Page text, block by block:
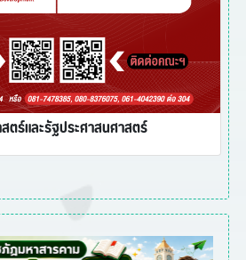
ตร์และรัฐประศาสนศาสตร์